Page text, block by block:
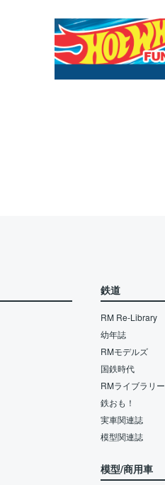
鉄道
RM Re-Library
幼年誌
RMモデルズ
国鉄時代
RMライブラリー
鉄おも！
実車関連誌
模型関連誌
模型/商用車